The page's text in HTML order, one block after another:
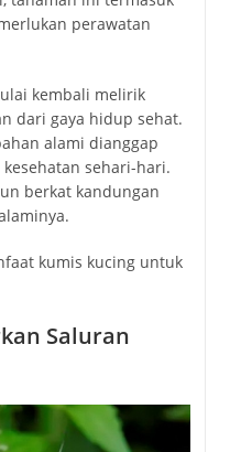
perawatan
kembali melirik
dari gaya hidup sehat.
alami dianggap
sehari-hari.
berkat kandungan
kumis kucing untuk
Saluran